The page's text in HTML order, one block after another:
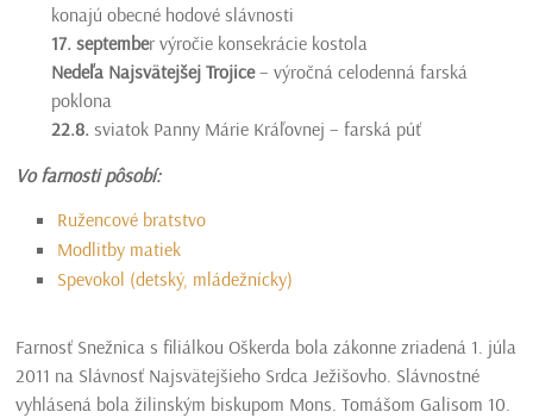
konajú obecné hodové slávnosti
17. september výročie konsekrácie kostola
Nedeľa Najsvätejšej Trojice– výročná celodenná farská
poklona
22.8. sviatok Panny Márie Kráľovnej – farská púť
Vo farnosti pôsobí:
Ružencové bratstvo
Modlitby matiek
Spevokol (detský, mládežnícky)
Farnosť Snežnica s filiálkou Oškerda bola zákonne zriadená 1. júla
2011 na Slávnosť Najsvätejšieho Srdca Ježišovho. Slávnostné
vyhlásená bola žilinským biskupom Mons. Tomášom Galisom 10.